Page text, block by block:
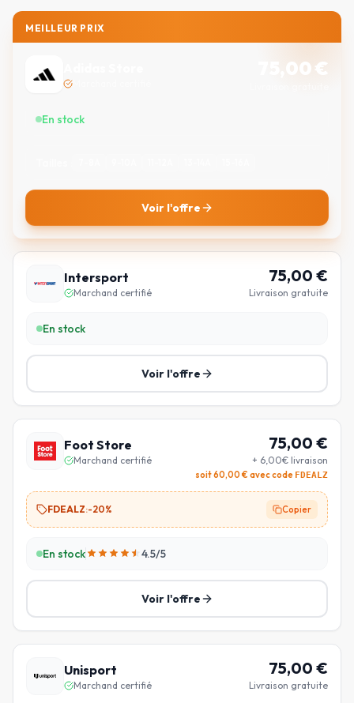
MEILLEUR PRIX
75,00€
En stock
Voir l'offre
Intersport
Marchand certifié
75,00 €
Livraison gratuite
En stock
Voir l'offre
Foot Store
Marchand certifié
75,00 €
+ 6,00€ livraison
soit60,00€ avec code FDEALZ
FDEALZ:-20% Copier
En stock 4.5/5
Voir l'offre
Unisport
Marchand certifié
75,00 €
Livraison gratuite